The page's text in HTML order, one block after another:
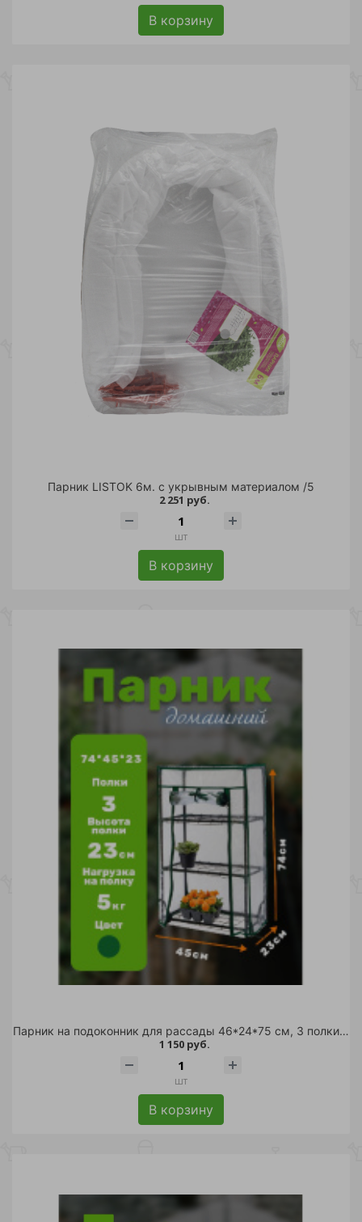
В корзину
Парник LISTOK 6м. с укрывным материалом /5
2 251 руб.
шт
В корзину
Парник на подоконник для рассады 46*24*75 см, 3 полки с чехлом, белый /6
1 150 руб.
шт
В корзину